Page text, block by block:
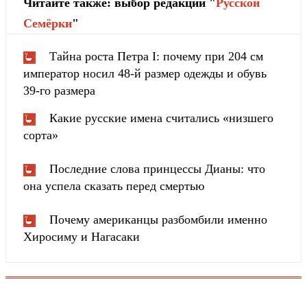
Cемёрки"
Тайна роста Петра I: почему при 204 см
император носил 48-й размер одежды и обувь
39-го размера
Какие русские имена считались «низшего
сорта»
Последние слова принцессы Дианы: что
она успела сказать перед смертью
Почему американцы разбомбили именно
Хиросиму и Нагасаки